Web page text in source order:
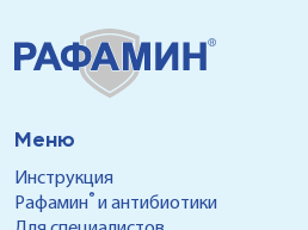
Меню
Инструкция
Рафамин® и антибиотики